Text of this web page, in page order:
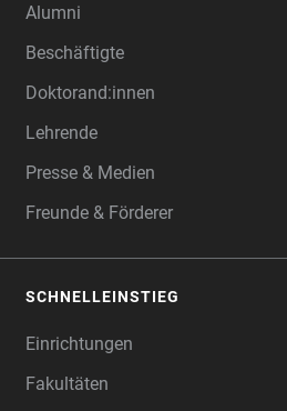
Alumni
Beschäftigte
Doktorand:innen
Lehrende
Presse & Medien
Freunde & Förderer
SCHNELLEINSTIEG
Einrichtungen
Fakultäten